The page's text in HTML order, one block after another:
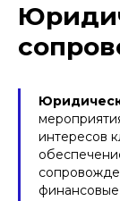
интересов